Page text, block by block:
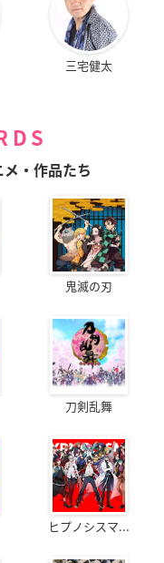
三宅健太
・作品たち
鬼滅の刃
刀剣乱舞
ヒプノシスマ...